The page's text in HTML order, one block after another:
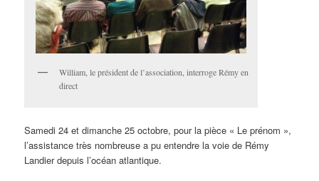
William, le président de l’association, interroge Rémy en
direct
Samedi 24 et dimanche 25 octobre, pour la pièce « Le prénom »,
l’assistance très nombreuse a pu entendre la voie de Rémy
Landier depuis l’océan atlantique.